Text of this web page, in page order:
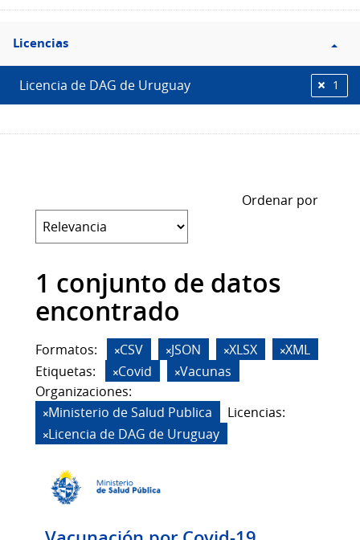
Filtro
Licencias
Licencias
Licencia de DAG de Uruguay 1
Ordenar por
1 conjunto de datos
encontrado
Formatos: CSV JSON XLSX
XML
Etiquetas:
Covid
Vacunas
Organizaciones:
Ministerio de Salud Publica
Licencias:
Licencia de DAG de Uruguay